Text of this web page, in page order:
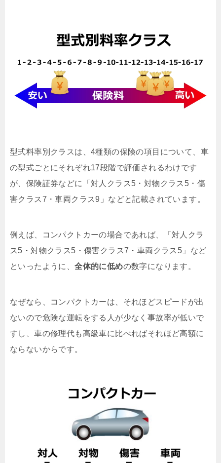
型式料率別クラスは、4種類の保険の項目について、車
の型式ごとにそれぞれ17段階で評価されるわけです
が、保険証券などに「対人クラス5・対物クラス5・傷
害クラス7・車両クラス9」などと記載されています。
例えば、コンパクトカーの場合であれば、「対人クラ
ス5・対物クラス5・傷害クラス7・車両クラス5」など
といったように、全体的に低めの数字になります。
なぜなら、コンパクトカーは、それほどスピードが出
ないので危険な運転をする人が少なく事故率が低いで
すし、車の修理代も高級車に比べればそれほど高額に
ならないからです。